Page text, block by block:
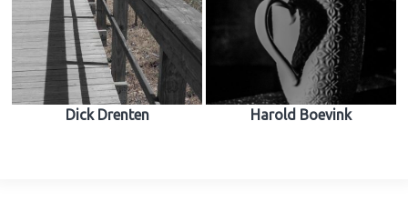
Dick Drenten Harold Boevink